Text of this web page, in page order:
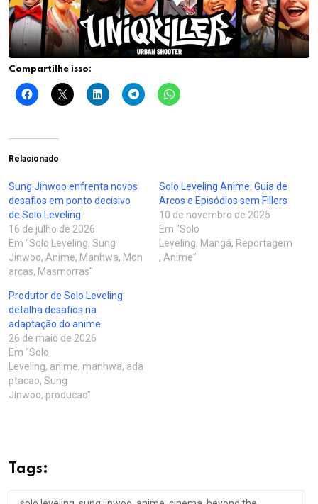
Compartilhe isso:
Relacionado
Sung Jinwoo enfrenta novos
desafios em ponto decisivo
de Solo Leveling
16 de julho de 2026
Em "Solo Leveling, Sung
Jinwoo, Anime, Manhwa, Mon
arcas, Masmorras"
Solo Leveling Anime: Guia de
Arcos e Episódios sem Fillers
10 de novembro de 2025
Em "Solo
Leveling, Mangá, Reportagem
, Anime"
Produtor de Solo Leveling
detalha desafios na
adaptação do anime
26 de maio de 2026
Em "Solo
Leveling, anime, manhwa, ada
ptacao, Sung
Jinwoo, producao"
Tags: